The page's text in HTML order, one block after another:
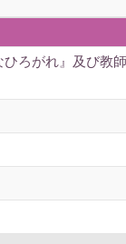
ろがれ』及び教